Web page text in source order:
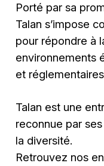
Porté par sa
Talan s’impose
pour répondre à
environnements
et
Talan est une
reconnue par
la diversité.
Retrouvez nos